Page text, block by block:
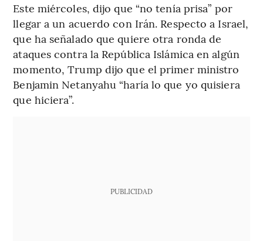
Este miércoles, dijo que “no tenía prisa” por
llegar a un acuerdo con Irán. Respecto a Israel,
que ha señalado que quiere otra ronda de
ataques contra la República Islámica en algún
momento, Trump dijo que el primer ministro
Benjamin Netanyahu “haría lo que yo quisiera
que hiciera”.
PUBLICIDAD